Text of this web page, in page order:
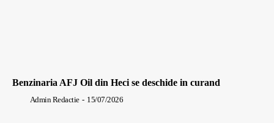
Benzinaria AFJ Oil din Heci se deschide in curand
Admin Redactie - 15/07/2026